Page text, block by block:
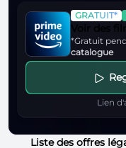
GRATUIT*
Voir des
*Gratuit
catalogue
Lien
Liste des offres